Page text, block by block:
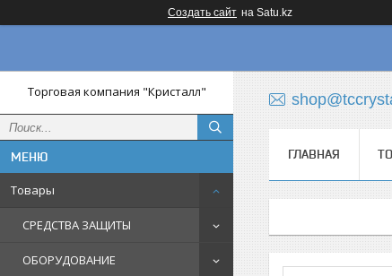
Создать сайт на Satu.kz
Торговая компания "Кристалл"
Товары
СРЕДСТВА ЗАЩИТЫ
ОБОРУДОВАНИЕ
ГЛАВНАЯ